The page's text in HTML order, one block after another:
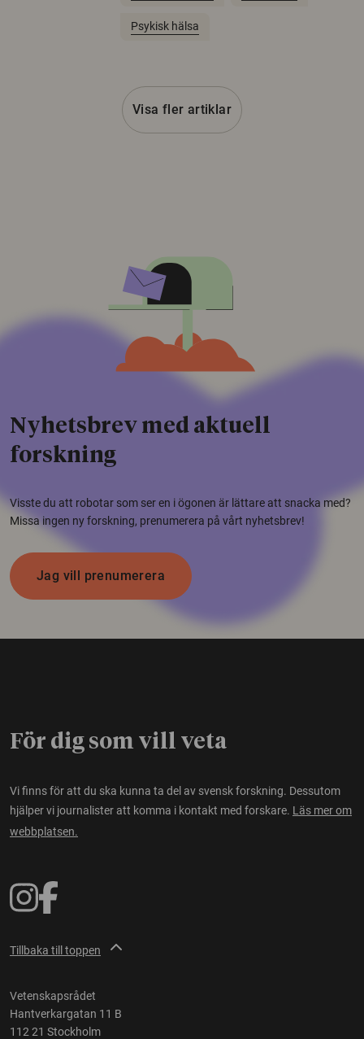
Psykisk hälsa
Visa fler artiklar
Nyhetsbrev med aktuell
forskning
Visste du att robotar som ser en i ögonen är lättare att snacka med?
Missa ingen ny forskning, prenumerera på vårt nyhetsbrev!
Jag vill prenumerera
För dig som vill veta
Vi finns för att du ska kunna ta del av svensk forskning. Dessutom
hjälper vi journalister att komma i kontakt med forskare. Läs mer om
webbplatsen.
Tillbaka till toppen
Vetenskapsrådet
Hantverkargatan 11 B
112 21 Stockholm